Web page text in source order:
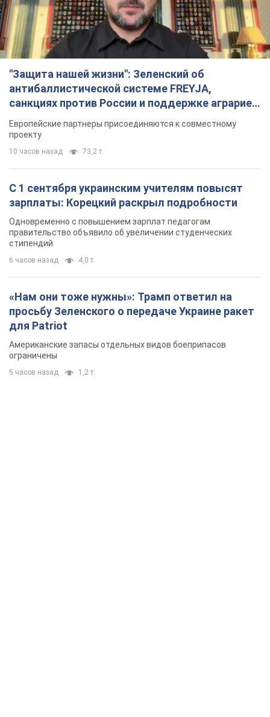
"Защита нашей жизни": Зеленский об
антибаллистической системе FREYJA,
санкциях против России и поддержке аграриев.
Видео
Европейские партнеры присоединяются к совместному
проекту
10 часов назад 73,2 т.
С 1 сентября украинским учителям повысят
зарплаты: Корецкий раскрыл подробности
Одновременно с повышением зарплат педагогам
правительство объявило об увеличении студенческих
стипендий
6 часов назад 4,0 т.
«Нам они тоже нужны»: Трамп ответил на
просьбу Зеленского о передаче Украине ракет
для Patriot
Американские запасы отдельных видов боеприпасов
ограничены
5 часов назад 1,2 т.